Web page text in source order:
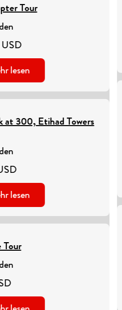
Tour
USD
lesen
at 300, Etihad Towers
lesen